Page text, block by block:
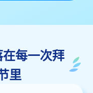
每一次拜
里